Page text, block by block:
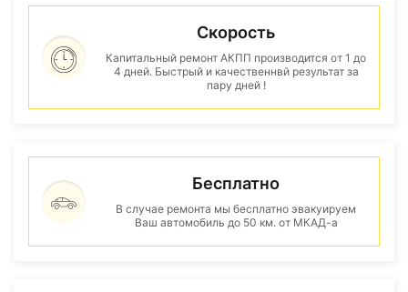
Скорость
Капитальный ремонт АКПП производится от 1 до
4 дней. Быстрый и качественнвй результат за
пару дней !
Бесплатно
В случае ремонта мы бесплатно эвакуируем
Ваш автомобиль до 50 км. от МКАД-а